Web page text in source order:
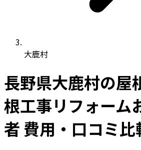
大鹿村
長野県大鹿村の屋
根工事リフォーム
者 費用・口コミ比